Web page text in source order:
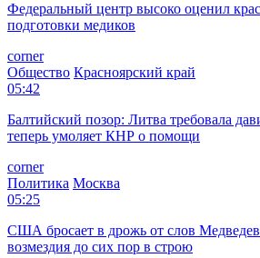
Федеральный центр высоко оценил
подготовки медиков
corner
Общество Красноярский край
05:42
Балтийский позор: Литва требовала
теперь умоляет КНР о помощи
corner
Политика Москва
05:25
США бросает в дрожь от слов
возмездия до сих пор в строю